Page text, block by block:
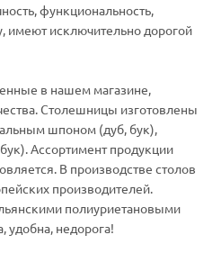
функциональность,
имеют исключительно дорогой
в нашем магазине,
Столешницы изготовлены
шпоном (дуб, бук),
Ассортимент продукции
В производстве столов
производителей.
полиуриетановыми
удобна, недорога!